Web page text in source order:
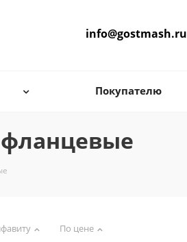
info@gostmash.ru
Покупателю
По цене